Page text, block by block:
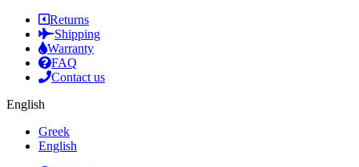
Returns
Shipping
Warranty
FAQ
Contact us
English
Greek
English